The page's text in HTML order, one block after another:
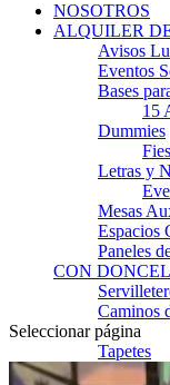
NOSOTROS
ALQUILER
Avisos
Bases
Dummies
Letras y
Mesas
Paneles
Caminos
Tapetes
Eventos
15
Espacios
CON DONCEL
Seleccionar página